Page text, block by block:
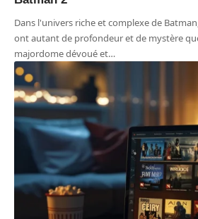
Dans l'univers riche et complexe de
ont autant de profondeur et de mystère
majordome dévoué et…